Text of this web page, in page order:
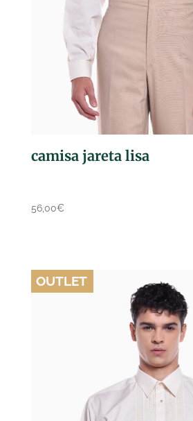
camisa jareta lisa
56,00€
OUTLET